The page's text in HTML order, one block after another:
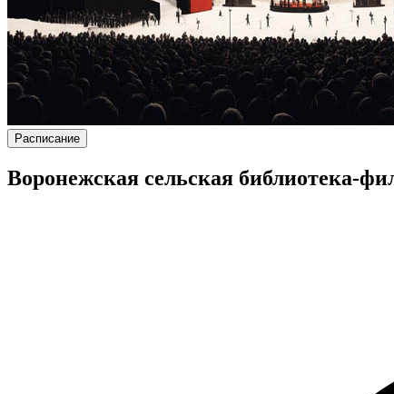
Расписание
Воронежская сельская библиотека-